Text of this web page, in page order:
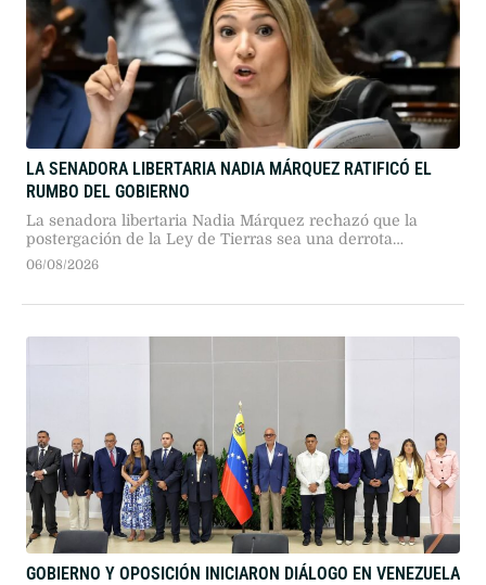
LA SENADORA LIBERTARIA NADIA MÁRQUEZ RATIFICÓ EL
RUMBO DEL GOBIERNO
La senadora libertaria Nadia Márquez rechazó que la
postergación de la Ley de Tierras sea una derrota
oficialista, definió el freno legislativo como parte del
06/08/2026
GOBIERNO Y OPOSICIÓN INICIARON DIÁLOGO EN VENEZUELA